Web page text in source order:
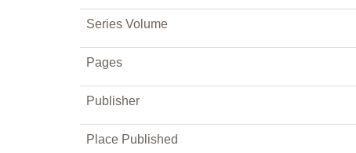
Series Volume
Pages
Publisher
Place Published